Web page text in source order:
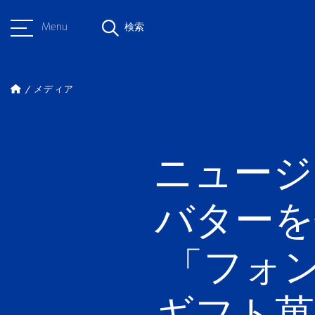
Menu 検索
メディア
ニュー
バター
「フ